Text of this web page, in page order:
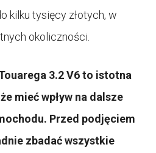
kilku tysięcy złotych, w
okoliczności.
3.2 V6 to istotna
mieć wpływ na dalsze
Przed podjęciem
zbadać wszystkie